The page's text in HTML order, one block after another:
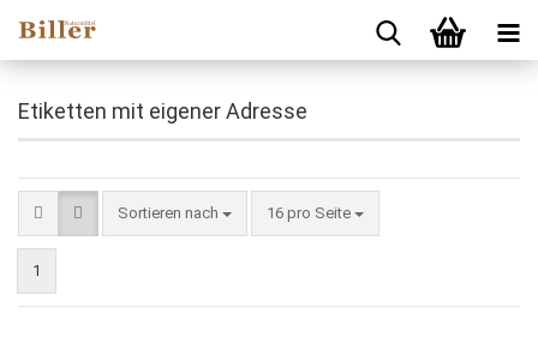
Etiketten mit eigener Adresse
Sortieren nach
Sortieren nach 16 pro Seite
pro Seite
1